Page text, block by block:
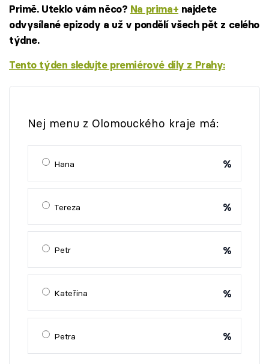
Primě. Uteklo vám něco? Na prima+ najdete
odvysílané epizody a už v pondělí všech pět z celého
týdne.
Tento týden sledujte premiérové díly z Prahy:
Nej menu z Olomouckého kraje má:
Hana %
Tereza %
Petr %
Kateřina %
Petra %